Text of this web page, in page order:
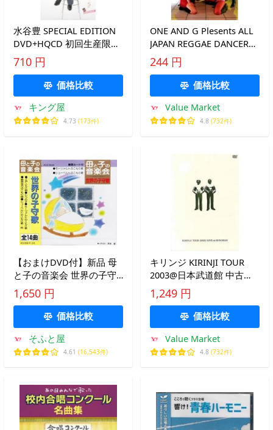
水谷豊 SPECIAL EDITION
DVD+HQCD 初回生産限定
中古 DVD
710 円
価格比較
キング屋
4.73 (173件)
ONE AND G Plesents ALL
JAPAN REGGAE DANCERS
IT’s SHOW TIME 6 中古
DVD
244 円
価格比較
Value Market
4.8 (732件)
【おまけDVD付】新品 母
と子の音楽会 世界の子守
歌 / 唐木暁美、森みゆき、
川島和子(CD) ACS-6008-
1,650 円
価格比較
そふと屋
4.61 (16,543件)
キリンジ KIRINJI TOUR
2003@日本武道館 中古
DVD
1,249 円
価格比較
Value Market
4.8 (732件)